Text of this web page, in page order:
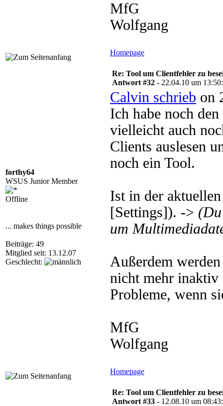
MfG
Wolfgang
Homepage
forthy64
WSUS Junior Member
Offline
... makes things possible
Beiträge: 49
Mitglied seit: 13.12.07
Geschlecht:
Re: Tool um Clientfehler zu
Antwort #32 - 22.04.10 um
Calvin schrieb on
Ich habe noch
vielleicht auch
Clients auslesen
noch ein Tool.
Ist in der
[Settings]). ->
um
Außerdem
nicht mehr inaktiv
Probleme, wenn
MfG
Wolfgang
Homepage
Re: Tool um Clientfehler zu
Antwort #33 - 12.08.10 um